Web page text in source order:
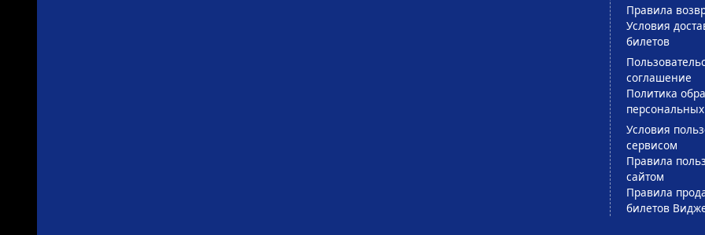
Правила
Условия
билетов
соглашение
Политика
Условия
сервисом
Правила
сайтом
Правила
билетов